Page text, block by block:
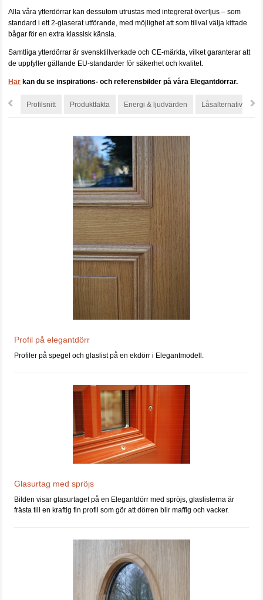
Alla våra ytterdörrar kan dessutom utrustas med integrerat överljus – som
standard i ett 2-glaserat utförande, med möjlighet att som tillval välja kittade
bågar för en extra klassisk känsla.
Samtliga ytterdörrar är svensktillverkade och CE-märkta, vilket garanterar att
de uppfyller gällande EU-standarder för säkerhet och kvalitet.
Här kan du se inspirations- och referensbilder på våra Elegantdörrar.
Profilsnitt Produktfakta Energi & ljudvärden Låsalternativ
Profil på elegantdörr
Profiler på spegel och glaslist på en ekdörr i Elegantmodell.
Glasurtag med spröjs
Bilden visar glasurtaget på en Elegantdörr med spröjs, glaslisterna är
frästa till en kraftig fin profil som gör att dörren blir maffig och vacker.